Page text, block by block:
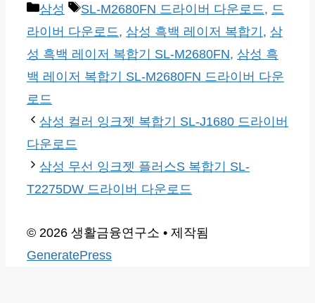
카
테
고
리
삼성
태
그
SL-M2680FN 드라이버 다운로드 , 드
라이버 다운로드 , 삼성 흑백 레이저 복합기 , 삼
성 흑백 레이저 복합기 SL-M2680FN, 삼성 흑
백 레이저 복합기 SL-M2680FN 드라이버 다운
로드
삼성 컬러 잉크젯 복합기 SL-J1680 드라이버
다운로드
삼성 무선 잉크젯 플러스S 복합기 SL-
T2275DW 드라이버 다운로드
© 2026 생활금융연구소 • 제작됨
GeneratePress